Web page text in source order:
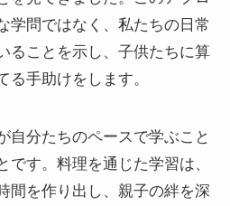
学問ではなく、私たちの日常
ることを示し、子供たちに算
る手助けをします。
自分たちのペースで学ぶこと
です。料理を通じた学習は、
間を作り出し、親子の絆を深